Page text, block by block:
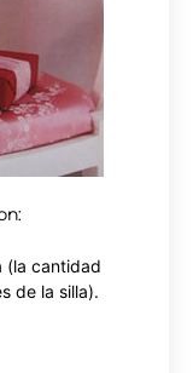
(la cantidad
de la silla).